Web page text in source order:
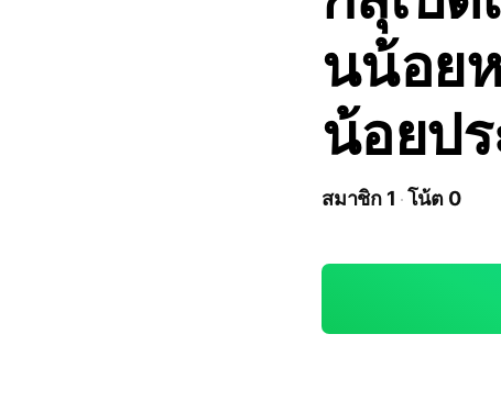
นน้อย
น้อยป
สมาชิก 1 โน้ต 0